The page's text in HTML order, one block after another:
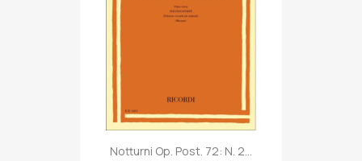
Notturni Op. Post. 72: N. 2...